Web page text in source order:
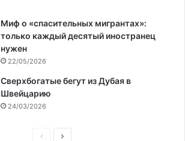
Миф о «спасительных мигрантах»:
только каждый десятый иностранец
нужен
22/05/2026
Сверхбогатые бегут из Дубая в
Швейцарию
24/03/2026
Предыдущая
Следующая